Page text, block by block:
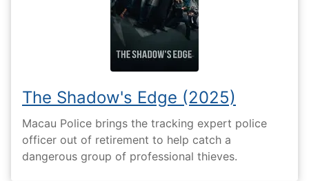
The Shadow's Edge (2025)
Macau Police brings the tracking expert police
officer out of retirement to help catch a
dangerous group of professional thieves.